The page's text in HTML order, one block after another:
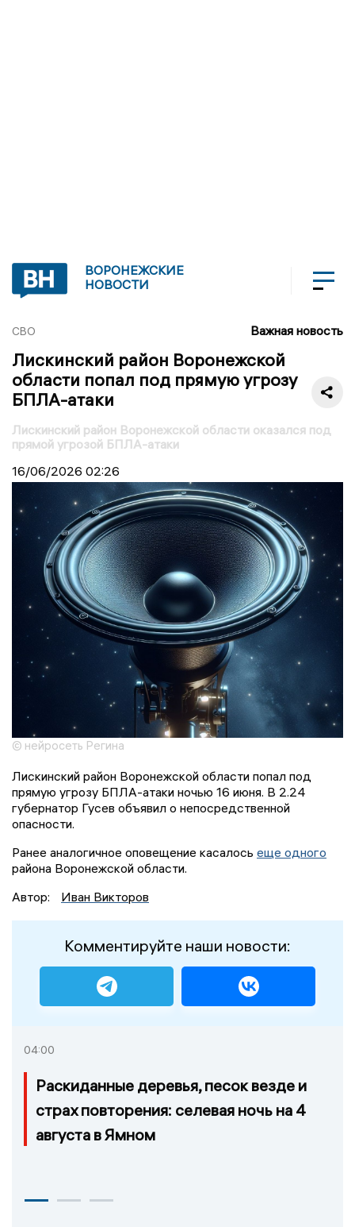
ВОРОНЕЖСКИЕ
НОВОСТИ
СВО Важная новость
Лискинский район Воронежской
области попал под прямую угрозу
БПЛА-атаки
Лискинский район Воронежской области оказался под
прямой угрозой БПЛА-атаки
16/06/2026 02:26
© нейросеть Регина
Лискинский район Воронежской области попал под
прямую угрозу БПЛА-атаки ночью 16 июня. В 2.24
губернатор Гусев объявил о непосредственной
опасности.
Ранее аналогичное оповещение касалось еще одного
района Воронежской области.
Автор:
Иван Викторов
Комментируйте наши новости:
04:00
Раскиданные деревья, песок везде и
страх повторения: селевая ночь на 4
августа в Ямном